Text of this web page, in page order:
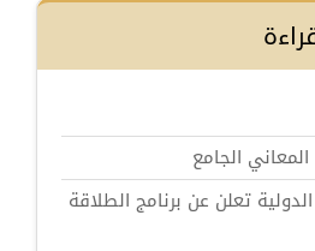
الجامع
تعلن عن برنامج الطلاقة